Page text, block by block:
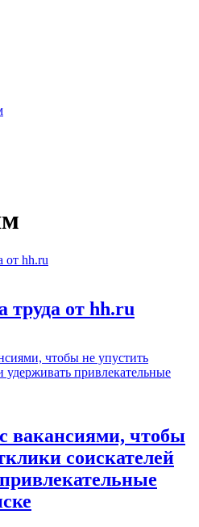
от hh.ru
вакансиями, чтобы
соискателей